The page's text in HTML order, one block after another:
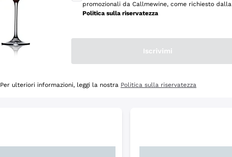
promozionali da Callmewine, come richiesto dalla
Politica sulla riservatezza
Iscrivimi
Per ulteriori informazioni, leggi la nostra Politica sulla riservatezza